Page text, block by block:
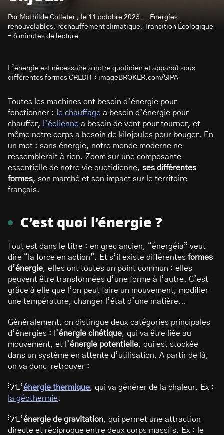
Par Mathilde Colleter , le 11 octobre 2023 — Énergies
renouvelables, réchauffement climatique, Transition Écologique
- 6 minutes de lecture
L’énergie est nécessaire à notre quotidien et apparaît sous
différentes formes CREDIT : imageBROKER.com/SIPA
Toutes les machines ont besoin d’énergie pour
fonctionner : l e chauffage a besoin d’énergie pour
chauffer,
l’éolienne a besoin de vent pour tourner, et
même notre corps a besoin de kilojoules pour bouger. En
un mot : sans énergie, notre monde moderne ne
ressemblerait à rien. Zoom sur une composante
essentielle de notre vie quotidienne, ses différentes
formes, son marché et son impact sur le territoire
français.
C’est quoi l’énergie ?
Tout est dans le titre : en grec ancien, “énergéia” veut
dire “la force en action”. Et s’il existe différentes formes
d’énergie, elles ont toutes un point commun : elles
peuvent être transformées d’une forme à l’autre. C’est
grâce à elle que l’on peut faire un mouvement, modifier
une température, changer l’état d’une matière…
Généralement, on distingue deux catégories principales
d’énergies : l’énergie cinétique, qui va être liée au
mouvement, et l’énergie potentielle, qui est stockée
dans un système en attente d’utilisation. A partir de là,
on va donc retrouver :
💡L’énergie thermique, qui va générer de la chaleur. Ex :
la géothermie.
💡L’énergie de gravitation, qui permet une attraction
directe et réciproque entre deux corps massifs. Ex : le
S’abonner à la newsletter